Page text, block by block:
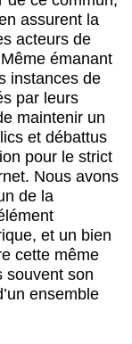
assurent la
acteurs de
émanant
instances de
par leurs
maintenir un
et débattus
pour le strict
Nous avons
de la
et un bien
cette même
souvent son
ensemble